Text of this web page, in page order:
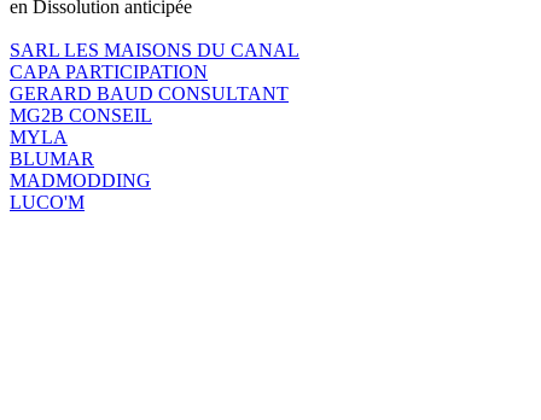
en Dissolution anticipée
SARL LES MAISONS DU CANAL
CAPA PARTICIPATION
GERARD BAUD CONSULTANT
MG2B CONSEIL
MYLA
BLUMAR
MADMODDING
LUCO'M